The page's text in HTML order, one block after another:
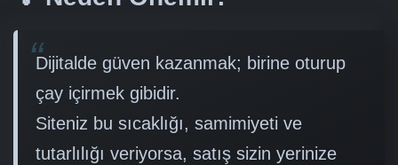
Dijitalde güven kazanmak; birine oturup
çay içirmek gibidir.
Siteniz bu sıcaklığı, samimiyeti ve
tutarlılığı veriyorsa, satış sizin yerinize